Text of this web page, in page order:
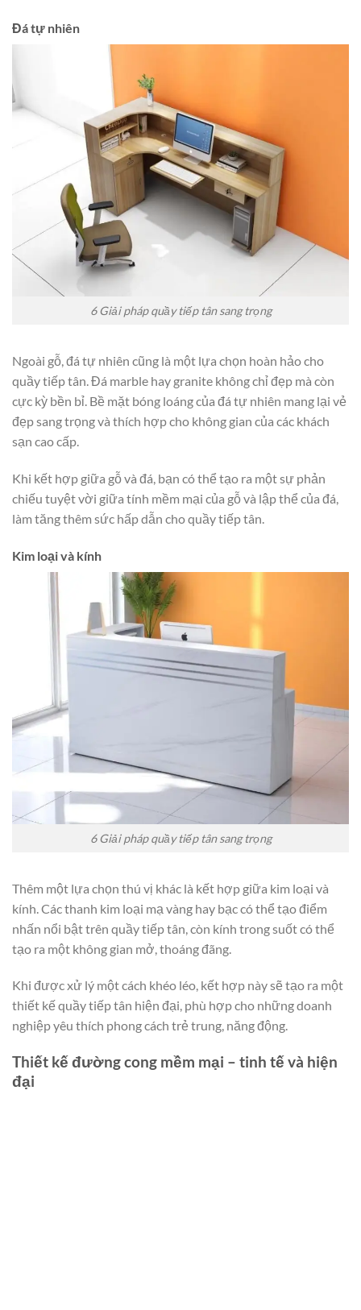
Đá tự nhiên
6 Giải pháp quầy tiếp tân sang trọng
Ngoài gỗ, đá tự nhiên cũng là một lựa chọn hoàn hảo cho
quầy tiếp tân. Đá marble hay granite không chỉ đẹp mà còn
cực kỳ bền bỉ. Bề mặt bóng loáng của đá tự nhiên mang lại vẻ
đẹp sang trọng và thích hợp cho không gian của các khách
sạn cao cấp.
Khi kết hợp giữa gỗ và đá, bạn có thể tạo ra một sự phản
chiếu tuyệt vời giữa tính mềm mại của gỗ và lập thể của đá,
làm tăng thêm sức hấp dẫn cho quầy tiếp tân.
Kim loại và kính
6 Giải pháp quầy tiếp tân sang trọng
Thêm một lựa chọn thú vị khác là kết hợp giữa kim loại và
kính. Các thanh kim loại mạ vàng hay bạc có thể tạo điểm
nhấn nổi bật trên quầy tiếp tân, còn kính trong suốt có thể
tạo ra một không gian mở, thoáng đãng.
Khi được xử lý một cách khéo léo, kết hợp này sẽ tạo ra một
thiết kế quầy tiếp tân hiện đại, phù hợp cho những doanh
nghiệp yêu thích phong cách trẻ trung, năng động.
Thiết kế đường cong mềm mại – tinh tế và hiện
đại